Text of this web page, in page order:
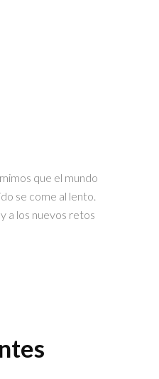
que el mundo
se come al lento.
a los nuevos retos